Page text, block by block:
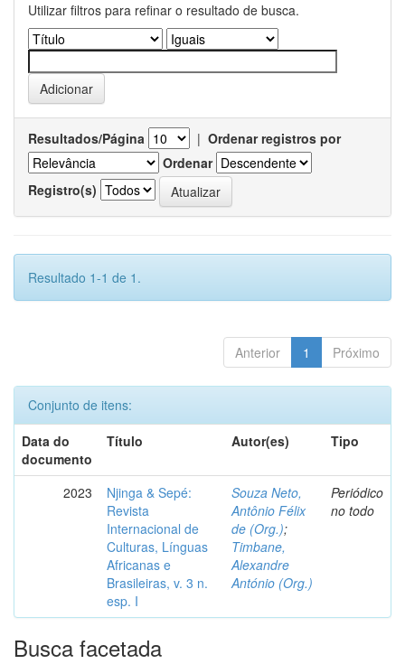
Utilizar filtros para refinar o resultado de busca.
Resultados/Página | Ordenar registros por
Ordenar
Registro(s)
Resultado 1-1 de 1.
Anterior 1 Próximo
Conjunto de itens:
Data do
documento
Título Autor(es) Tipo
2023
Njinga & Sepé:
Revista
Internacional de
Culturas, Línguas
Africanas e
Brasileiras, v. 3 n.
esp. I
Souza Neto,
Antônio Félix
de (Org.);
Timbane,
Alexandre
António (Org.)
Periódico
no todo
Busca facetada